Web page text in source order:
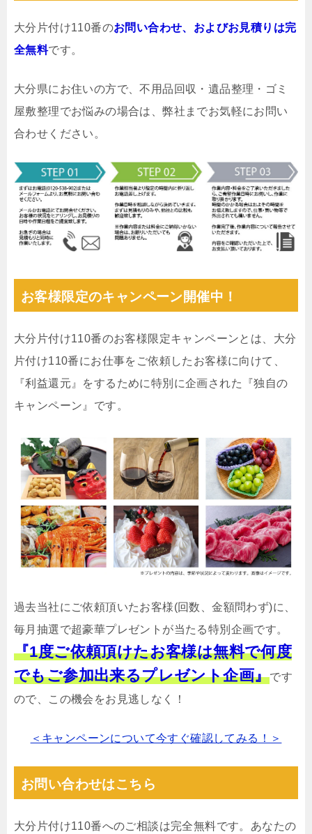
大分片付け110番のお問い合わせ、およびお見積りは完
全無料です。
大分県にお住いの方で、不用品回収・遺品整理・ゴミ
屋敷整理でお悩みの場合は、弊社までお気軽にお問い
合わせください。
お客様限定のキャンペーン開催中！
大分片付け110番のお客様限定キャンペーンとは、大分
片付け110番にお仕事をご依頼したお客様に向けて、
『利益還元』をするために特別に企画された『独自の
キャンペーン』です。
過去当社にご依頼頂いたお客様(回数、金額問わず)に、
毎月抽選で超豪華プレゼントが当たる特別企画です。
『1度ご依頼頂けたお客様は無料で何度
でもご参加出来るプレゼント企画』です
ので、この機会をお見逃しなく！
＜キャンペーンについて今すぐ確認してみる！＞
お問い合わせはこちら
大分片付け110番へのご相談は完全無料です。あなたの